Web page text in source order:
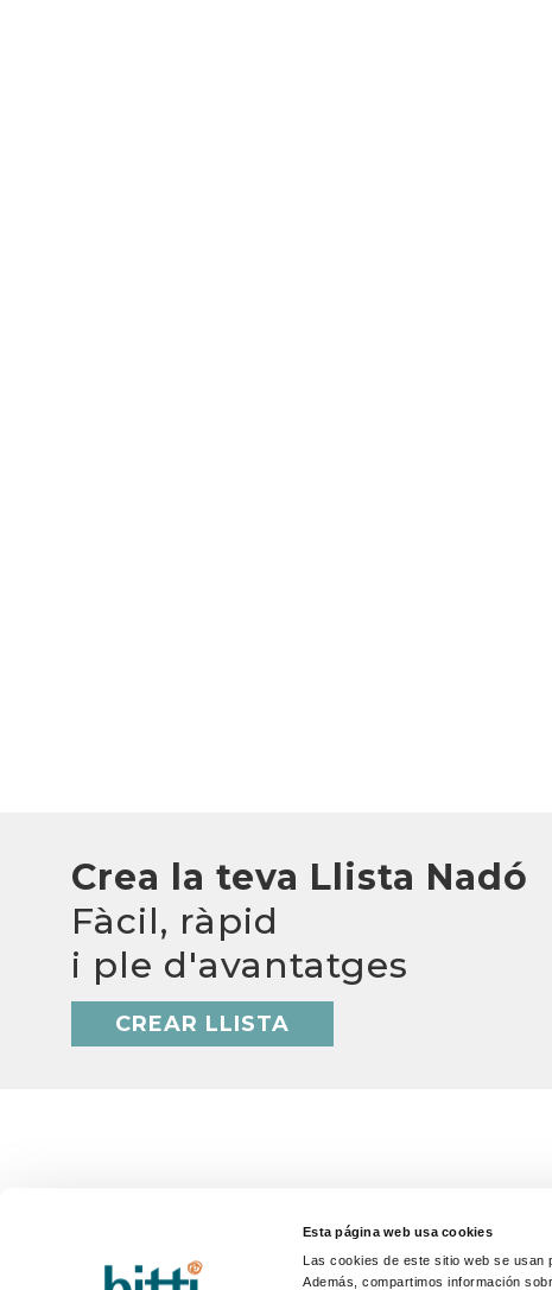
Esta página web usa cookies
Las cookies de este sitio web se usan
Además, compartimos información
Crea la teva Llista Nadó
Fàcil, ràpid
i ple d'avantatges
CREAR LLISTA
Treballa amb nosaltres
AJUDA
Terminis